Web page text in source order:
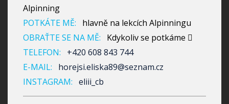
Alpinning
POTKÁTE MĚ:
hlavně na lekcích Alpinningu
OBRAŤTE SE NA MĚ:
Kdykoliv se potkáme 
TELEFON:
+420 608 843 744
E-MAIL:
horejsi.eliska89@seznam.cz
INSTAGRAM: eliii_cb